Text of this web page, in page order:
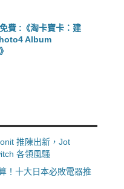
費 :《淘卡寶卡：建
Album
推陳出新，Jot
各領風騷
！十大日本必敗電器推